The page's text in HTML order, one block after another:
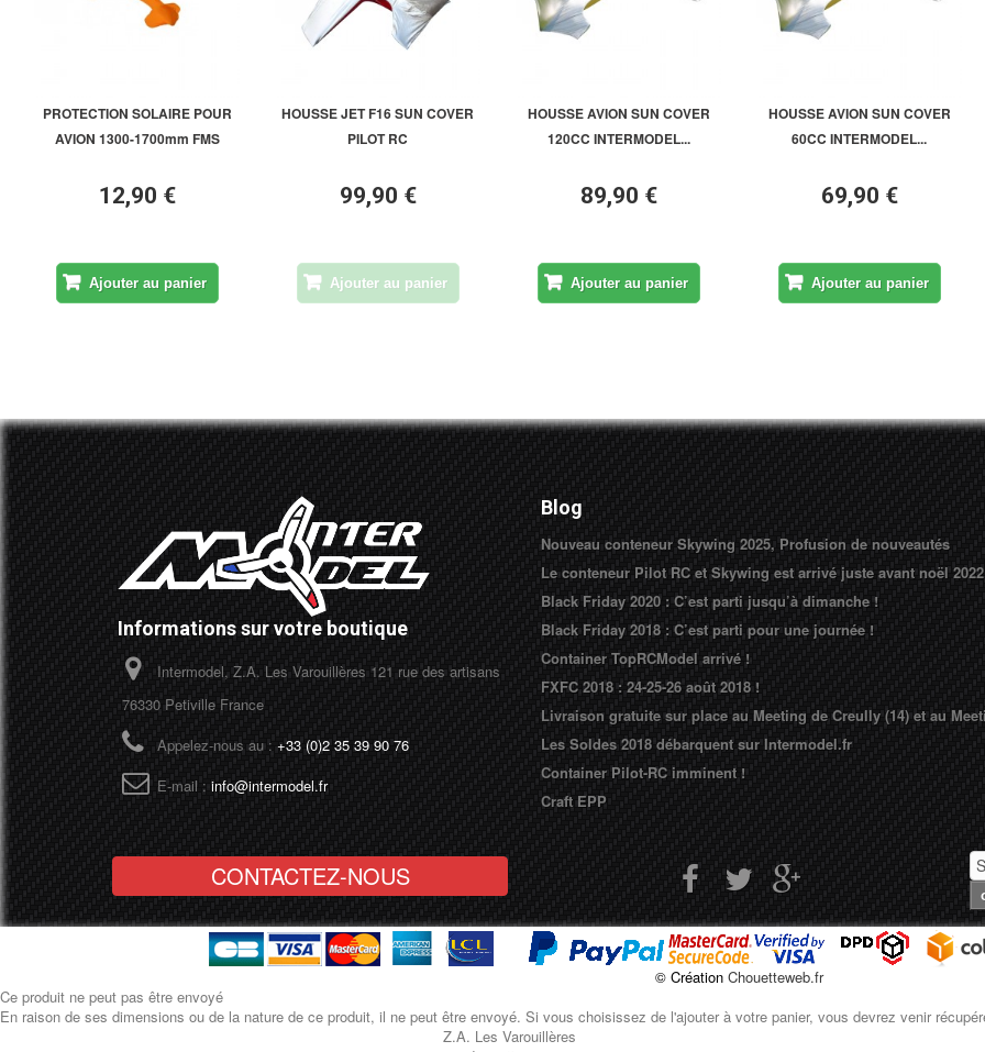
PROTECTION SOLAIRE POUR
AVION 1300-1700mm FMS
12,90 €
Ajouter au panier
HOUSSE JET F16 SUN COVER
PILOT RC
99,90 €
Ajouter au panier
HOUSSE AVION SUN COVER
120CC INTERMODEL...
89,90 €
Ajouter au panier
HOUSSE AVION SUN COVER
60CC INTERMODEL...
69,90 €
Ajouter au panier
Informations sur votre boutique
Intermodel, Z.A. Les Varouillères 121 rue des artisans
76330 Petiville France
Appelez-nous au : +33 (0)2 35 39 90 76
E-mail : info@intermodel.fr
Blog
Nouveau conteneur Skywing 2025, Profusion de nouveautés
Le conteneur Pilot RC et Skywing est arrivé juste avant noël 2022
Black Friday 2020 : C’est parti jusqu’à dimanche !
Black Friday 2018 : C’est parti pour une journée !
Container TopRCModel arrivé !
FXFC 2018 : 24-25-26 août 2018 !
Livraison gratuite sur place au Meeting de Creully (14) et au
Les Soldes 2018 débarquent sur Intermodel.fr
Container Pilot-RC imminent !
Craft EPP
CONTACTEZ-NOUS
© Création Chouetteweb.fr
Ce produit ne peut pas être envoyé
En raison de ses dimensions ou de la nature de ce produit, il ne peut être envoyé. Si vous choisissez de l'ajouter à votre panier, vous devrez venir
Z.A. Les Varouillères